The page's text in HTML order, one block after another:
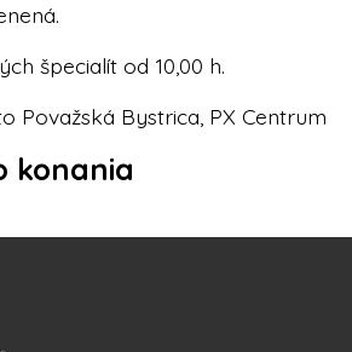
špecialít od 10,00 h.
Považská Bystrica, PX Centrum
konania